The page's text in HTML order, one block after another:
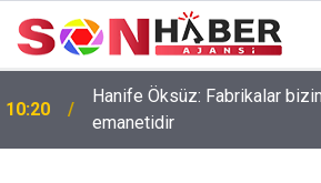
10:20
Hanife Öksüz: Fabrikalar
emanetidir